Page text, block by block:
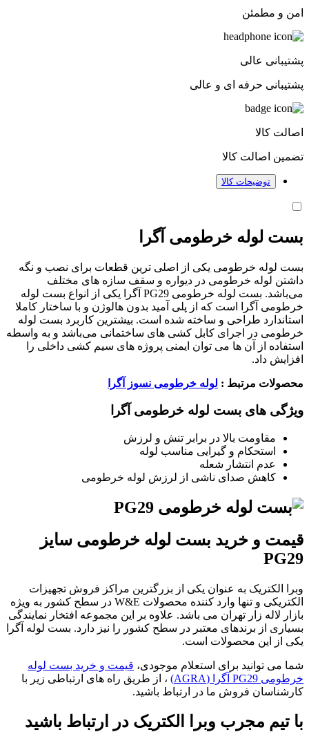
امن و مطمئن
پشتیبانی عالی
پشتیبانی حرفه ای و عالی
اصالت کالا
تضمین اصالت کالا
توضیحات کالا
بست لوله خرطومی آگرا
بست لوله خرطومی یکی از اصلی ترین قطعات برای نصب و نگه
داشتن لوله خرطومی در دیواره و سقف سازه های مختلف
می‌باشد. بست لوله خرطومی PG29 آگرا یکی از انواع بست لوله
خرطومی آگرا است که از پلی آمید بدون هالوژن و با ساختار کاملا
استاندارد طراحی و ساخته شده است. بیشترین کاربرد بست لوله
خرطومی در اجرای کابل کشی های ساختمانی می‌باشد و به واسطه
استفاده از آن ها می توان ایمنی پروژه های سیم کشی داخلی را
افزایش داد.
محصولات مرتبط : لوله خرطومی نسوز آگرا
ویژگی های بست لوله خرطومی آگرا
مقاومت بالا در برابر تنش و لرزش
استحکام و گیرایی مناسب لوله
عدم انتشار شعله
کاهش صدای ناشی از لرزش لوله خرطومی
قیمت و خرید بست لوله خرطومی سایز
PG29
وبرا الکتریک به عنوان یکی از بزرگترین مراکز فروش تجهیزات
الکتریکی و تنها وارد کننده محصولات W&E در سطح کشور به ویژه
بازار لاله زار تهران می باشد. علاوه بر این مجموعه افتخار نمایندگی
بسیاری از برندهای معتبر در سطح کشور را نیز دارد. بست لوله آگرا
یکی از این محصولات است.
شما می توانید برای استعلام موجودی، قیمت و خرید بست لوله
خرطومی PG29 آگرا (AGRA)
، از طریق راه های ارتباطی زیر با
کارشناسان فروش ما در ارتباط باشید.
با تیم مجرب وبرا الکتریک در ارتباط باشید